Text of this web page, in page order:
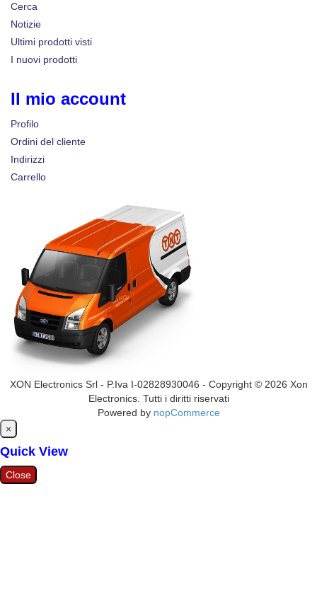
Cerca
Notizie
Ultimi prodotti visti
I nuovi prodotti
Il mio account
Profilo
Ordini del cliente
Indirizzi
Carrello
XON Electronics Srl - P.Iva I-02828930046 - Copyright © 2026 Xon
Electronics. Tutti i diritti riservati
Powered by nopCommerce
×
Quick View
Close